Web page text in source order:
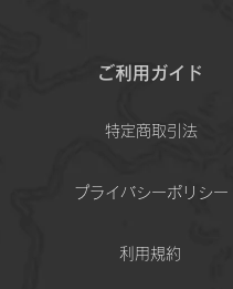
ご利用ガイド
特定商取引法
プライバシーポリシー
利用規約